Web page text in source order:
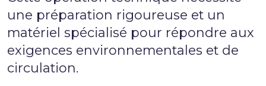
une préparation rigoureuse et un
matériel spécialisé pour répondre aux
exigences environnementales et de
circulation.